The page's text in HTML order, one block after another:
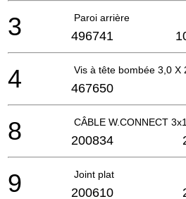
Paroi arrière
3 496741
Vis à tête bombée 3,0 X
4 467650
CÂBLE W.CONNECT
8 200834
Joint plat
9 200610